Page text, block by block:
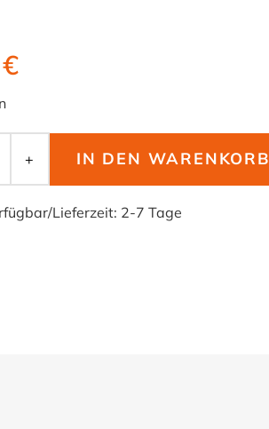
+ IN DEN WARENKORB
/Lieferzeit: 2-7 Tage